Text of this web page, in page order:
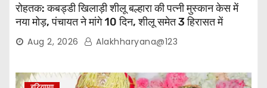
रोहतक: कबड्डी खिलाड़ी शीलू बल्हारा की पत्नी मुस्कान केस में
नया मोड़, पंचायत ने मांगे 10 दिन, शीलू समेत 3 हिरासत में
Aug 2, 2026 Alakhharyana@123